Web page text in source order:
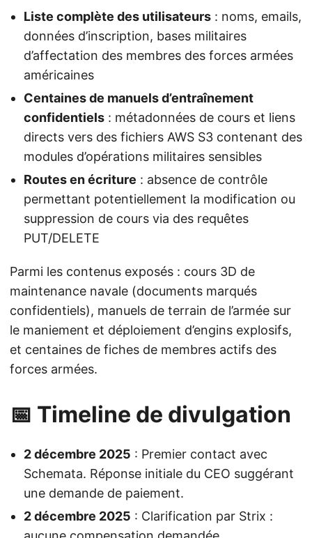
Liste complète des utilisateurs : noms, emails,
données d’inscription, bases militaires
d’affectation des membres des forces armées
américaines
Centaines de manuels d’entraînement
confidentiels : métadonnées de cours et liens
directs vers des fichiers AWS S3 contenant des
modules d’opérations militaires sensibles
Routes en écriture : absence de contrôle
permettant potentiellement la modification ou
suppression de cours via des requêtes
PUT/DELETE
Parmi les contenus exposés : cours 3D de
maintenance navale (documents marqués
confidentiels), manuels de terrain de l’armée sur
le maniement et déploiement d’engins explosifs,
et centaines de fiches de membres actifs des
forces armées.
📅 Timeline de divulgation
2 décembre 2025 : Premier contact avec
Schemata. Réponse initiale du CEO suggérant
une demande de paiement.
2 décembre 2025 : Clarification par Strix :